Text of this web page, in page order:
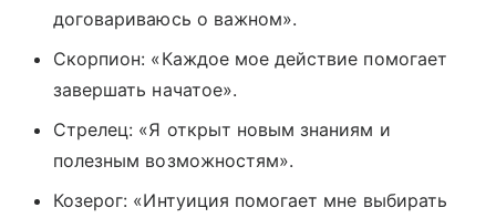
договариваюсь о важном».
Скорпион: «Каждое мое действие помогает
завершать начатое».
Стрелец: «Я открыт новым знаниям и
полезным возможностям».
Козерог: «Интуиция помогает мне выбирать